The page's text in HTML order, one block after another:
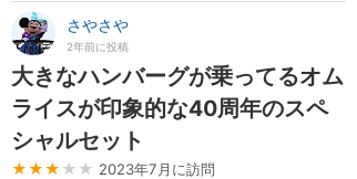
さやさや
2年前に投稿
大きなハンバーグが乗ってるオム
ライスが印象的な40周年のスペ
シャルセット
★★★ ★★ 2023年7月に訪問